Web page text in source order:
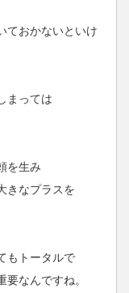
ておかないといけ
まっては
を生み
きなプラスを
もトータルで
なんですね。